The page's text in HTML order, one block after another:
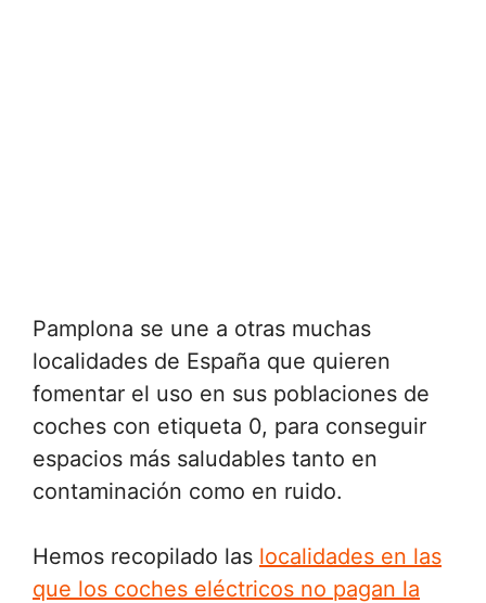
Pamplona se une a otras muchas
localidades de España que quieren
fomentar el uso en sus poblaciones de
coches con etiqueta 0, para conseguir
espacios más saludables tanto en
contaminación como en ruido.
Hemos recopilado las localidades en las
que los coches eléctricos no pagan la